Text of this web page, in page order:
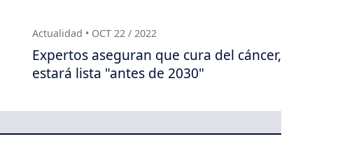
Actualidad • OCT 22 / 2022
Expertos aseguran que cura del cáncer,
estará lista "antes de 2030"